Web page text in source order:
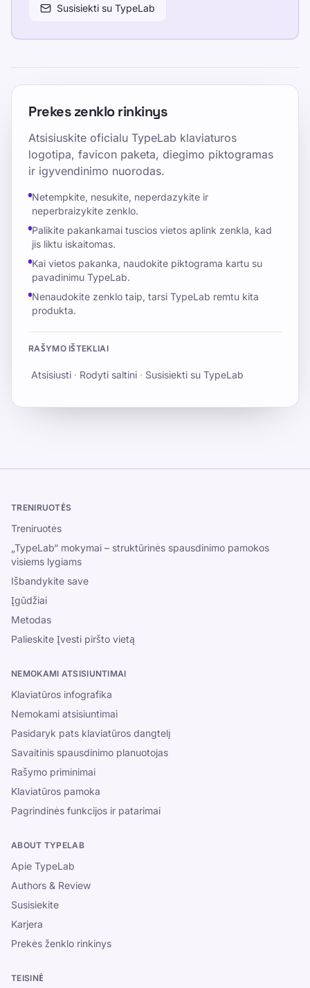
Susisiekti su TypeLab
Prekes zenklo rinkinys
Atsisiuskite oficialu TypeLab klaviaturos
logotipa, favicon paketa, diegimo piktogramas
ir igyvendinimo nuorodas.
Netempkite, nesukite, neperdazykite ir
neperbraizykite zenklo.
Palikite pakankamai tuscios vietos aplink zenkla, kad
jis liktu iskaitomas.
Kai vietos pakanka, naudokite piktograma kartu su
pavadinimu TypeLab.
Nenaudokite zenklo taip, tarsi TypeLab remtu kita
produkta.
RAŠYMO IŠTEKLIAI
Atsisiusti · Rodyti saltini · Susisiekti su TypeLab
TRENIRUOTĖS
Treniruotės
„TypeLab“ mokymai – struktūrinės spausdinimo pamokos
visiems lygiams
Išbandykite save
Įgūdžiai
Metodas
Palieskite Įvesti piršto vietą
NEMOKAMI ATSISIUNTIMAI
Klaviatūros infografika
Nemokami atsisiuntimai
Pasidaryk pats klaviatūros dangtelį
Savaitinis spausdinimo planuotojas
Rašymo priminimai
Klaviatūros pamoka
Pagrindinės funkcijos ir patarimai
ABOUT TYPELAB
Apie TypeLab
Authors & Review
Susisiekite
Karjera
Prekės ženklo rinkinys
TEISINĖ